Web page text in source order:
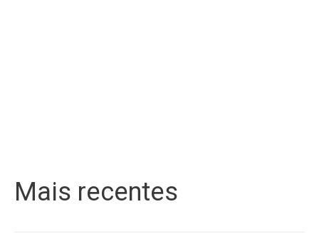
Mais recentes